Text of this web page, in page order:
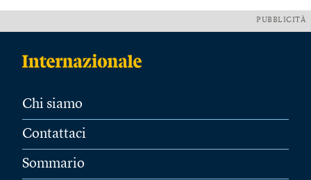
PUBBLICITÀ
Chi siamo
Contattaci
Sommario